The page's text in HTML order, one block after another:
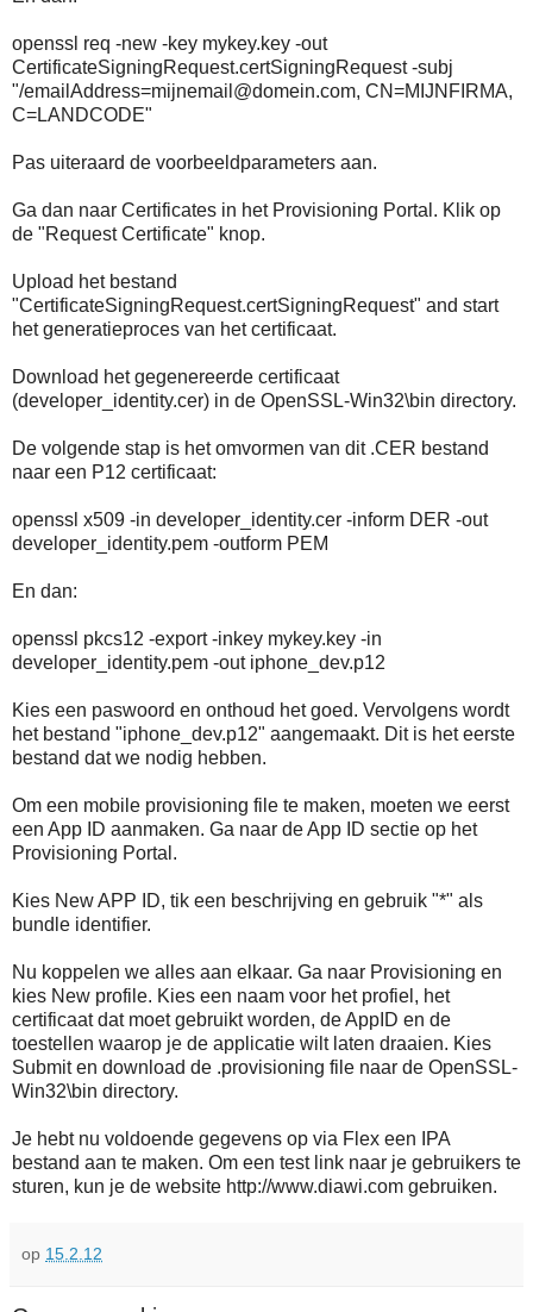
openssl req -new -key mykey.key -out
CertificateSigningRequest.certSigningRequest -subj
"/emailAddress=mijnemail@domein.com, CN=MIJNFIRMA,
C=LANDCODE"
Pas uiteraard de voorbeeldparameters aan.
Ga dan naar Certificates in het Provisioning Portal. Klik op
de "Request Certificate" knop.
Upload het bestand
"CertificateSigningRequest.certSigningRequest" and start
het generatieproces van het certificaat.
Download het gegenereerde certificaat
(developer_identity.cer) in de OpenSSL-Win32\bin directory.
De volgende stap is het omvormen van dit .CER bestand
naar een P12 certificaat:
openssl x509 -in developer_identity.cer -inform DER -out
developer_identity.pem -outform PEM
En dan:
openssl pkcs12 -export -inkey mykey.key -in
developer_identity.pem -out iphone_dev.p12
Kies een paswoord en onthoud het goed. Vervolgens wordt
het bestand "iphone_dev.p12" aangemaakt. Dit is het eerste
bestand dat we nodig hebben.
Om een mobile provisioning file te maken, moeten we eerst
een App ID aanmaken. Ga naar de App ID sectie op het
Provisioning Portal.
Kies New APP ID, tik een beschrijving en gebruik "*" als
bundle identifier.
Nu koppelen we alles aan elkaar. Ga naar Provisioning en
kies New profile. Kies een naam voor het profiel, het
certificaat dat moet gebruikt worden, de AppID en de
toestellen waarop je de applicatie wilt laten draaien. Kies
Submit en download de .provisioning file naar de OpenSSL-
Win32\bin directory.
Je hebt nu voldoende gegevens op via Flex een IPA
bestand aan te maken. Om een test link naar je gebruikers te
sturen, kun je de website http://www.diawi.com gebruiken.
op 15.2.12